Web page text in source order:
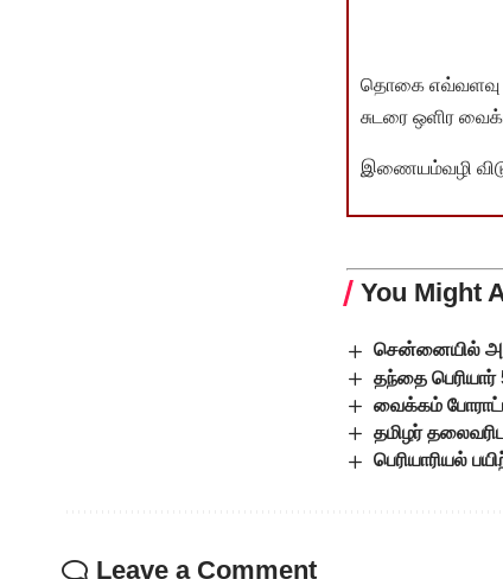
தொகை எவ்வளவு
சுடரை ஒளிர
இணையம்வழி
You Might
சென்னையில்
தந்தை
வைக்கம் போராட்ட
தமிழர்
பெரியாரியல்
Leave a Comment